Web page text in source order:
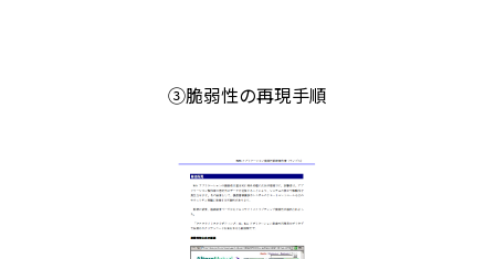
③脆弱性の再現手順